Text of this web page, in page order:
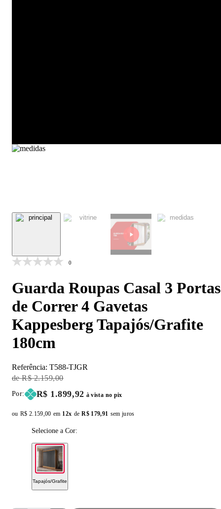
0
Guarda Roupas Casal 3 Portas
de Correr 4 Gavetas
Kappesberg Tapajós/Grafite
180cm
Referência: T588-TJGR
Original Price:
R$ 2.159,00
Por: Price:
R$ 1.899,92 à vista no pix
ou Original price:
R$ 2.159,00 em 12x de Installment price:
R$ 179,91 sem juros
Selecione a Cor:
Tapajós/Grafite